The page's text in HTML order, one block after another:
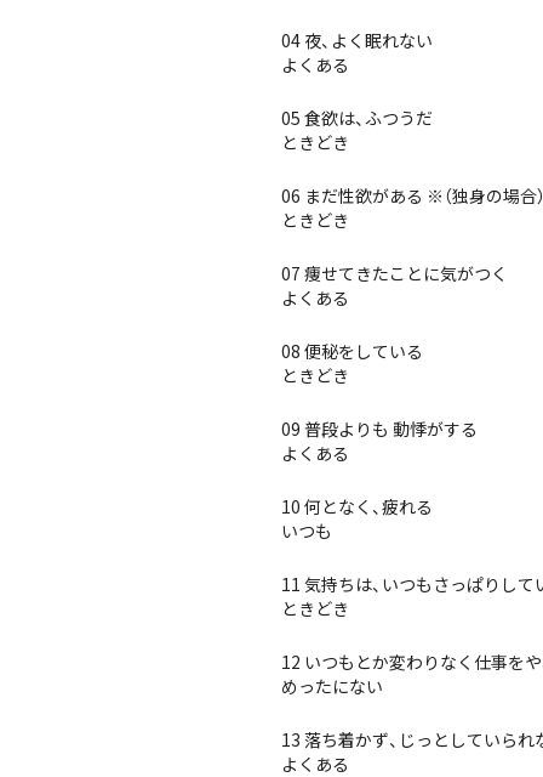
04 夜、よく眠れない
よくある
05 食欲は、ふつうだ
ときどき
06 まだ性欲がある ※（独身の場合
ときどき
07 痩せてきたことに気がつく
よくある
08 便秘をしている
ときどき
09 普段よりも 動悸がする
よくある
10 何となく、疲れる
いつも
11 気持ちは、いつもさっぱりして
ときどき
12 いつもとか変わりなく仕事を
めったにない
13 落ち着かず、じっとしていられ
よくある